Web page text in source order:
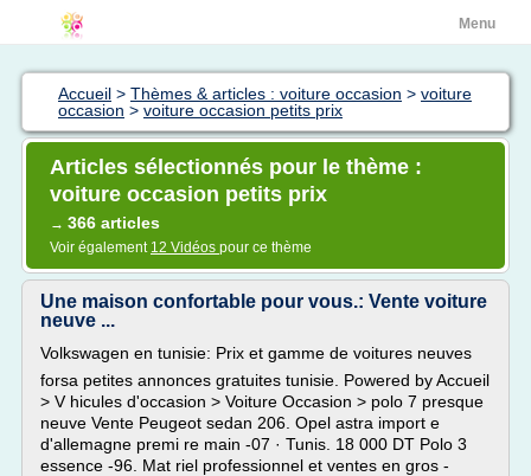
Menu
Accueil > Thèmes & articles : voiture occasion > voiture
occasion > voiture occasion petits prix
Articles sélectionnés pour le thème :
voiture occasion petits prix
→ 366 articles
Voir également 12 Vidéos pour ce thème
Une maison confortable pour vous.: Vente voiture
neuve ...
Volkswagen en tunisie: Prix et gamme de voitures neuves
forsa petites annonces gratuites tunisie. Powered by Accueil
> V hicules d'occasion > Voiture Occasion > polo 7 presque
neuve Vente Peugeot sedan 206. Opel astra import e
d'allemagne premi re main -07 · Tunis. 18 000 DT Polo 3
essence -96. Mat riel professionnel et ventes en gros -